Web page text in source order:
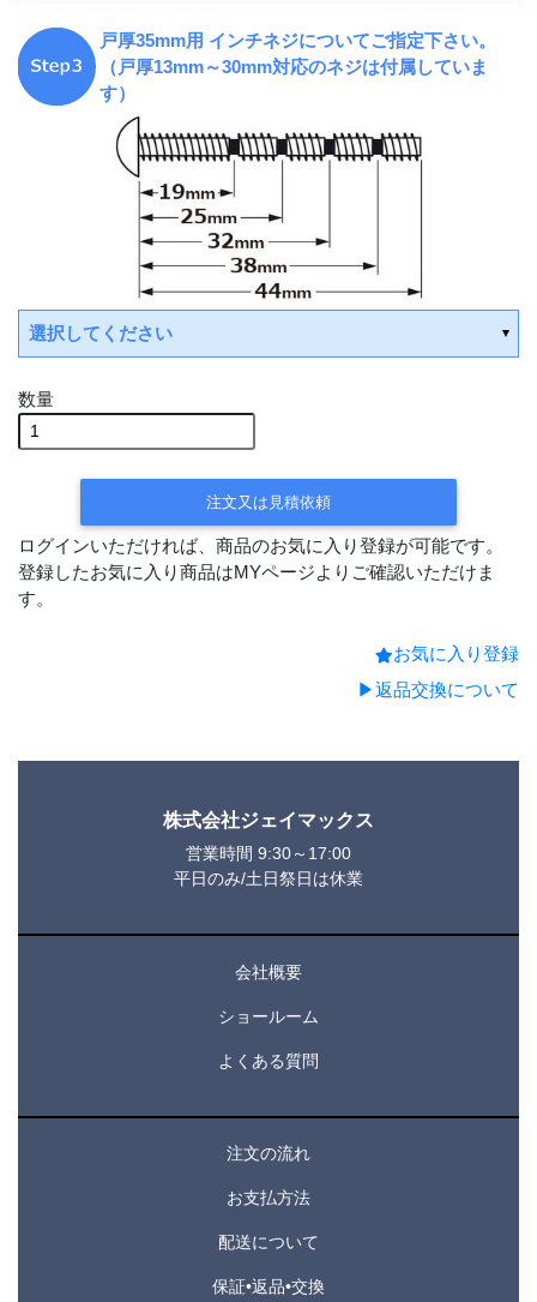
戸厚35mm用 インチネジについてご指定下さい。
（戸厚13mm～30mm対応のネジは付属していま
す）
選択してください
翌営業日出荷
数量
注文又は見積依頼
ログインいただければ、商品のお気に入り登録が可能です。
登録したお気に入り商品はMYページよりご確認いただけま
す。
お気に入り登録
▶返品交換について
株式会社ジェイマックス
営業時間 9:30～17:00
平日のみ/土日祭日は休業
会社概要
ショールーム
よくある質問
注文の流れ
お支払方法
配送について
保証•返品•交換